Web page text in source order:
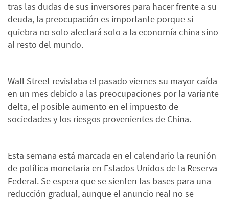
tras las dudas de sus inversores para hacer frente a su
deuda, la preocupación es importante porque si
quiebra no solo afectará solo a la economía china sino
al resto del mundo.
Wall Street revistaba el pasado viernes su mayor caída
en un mes debido a las preocupaciones por la variante
delta, el posible aumento en el impuesto de
sociedades y los riesgos provenientes de China.
Esta semana está marcada en el calendario la reunión
de política monetaria en Estados Unidos de la Reserva
Federal. Se espera que se sienten las bases para una
reducción gradual, aunque el anuncio real no se